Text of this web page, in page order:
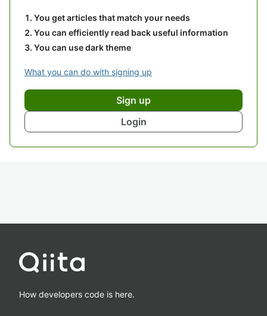
You get articles that match your needs
You can efficiently read back useful information
You can use dark theme
What you can do with signing up
Sign up
Login
How developers code is here.